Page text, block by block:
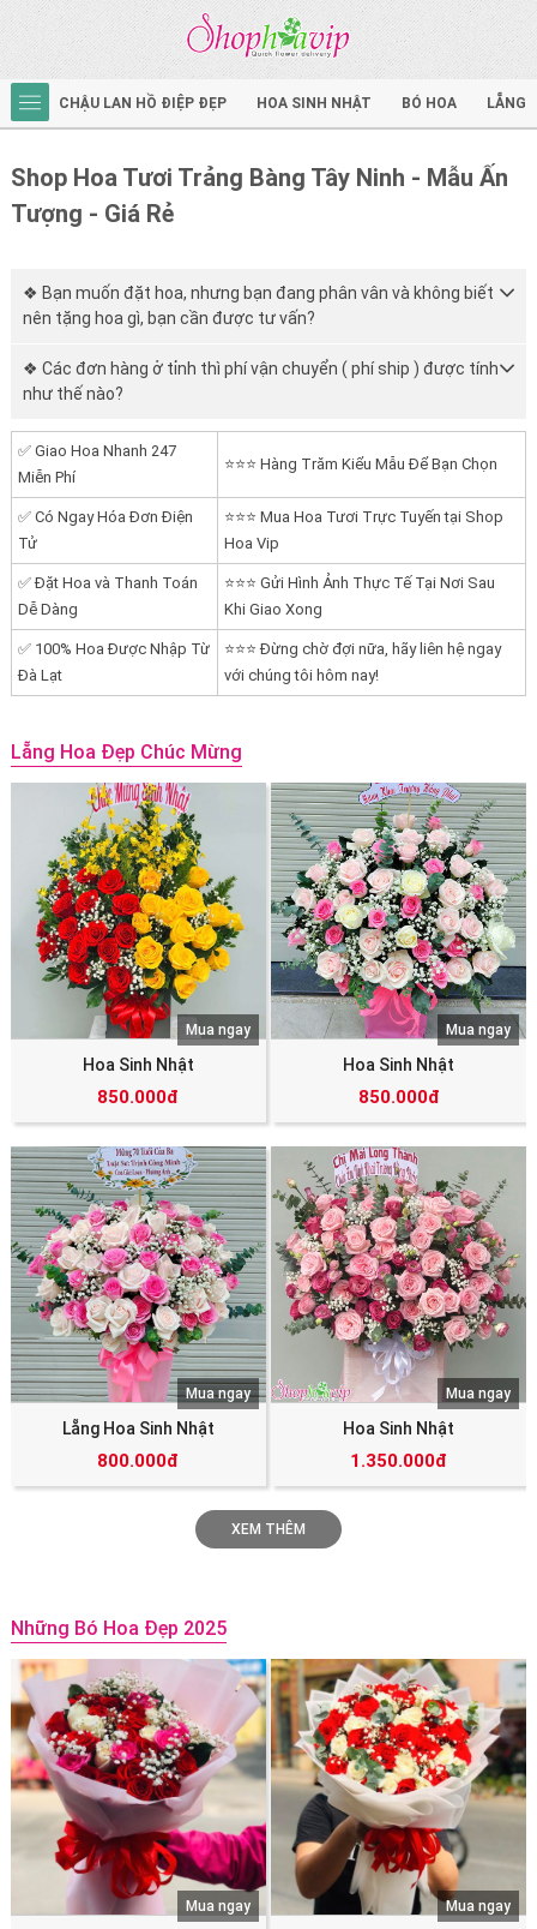
CHẬU LAN HỒ ĐIỆP ĐẸP HOA SINH NHẬT BÓ HOA LẴNG
Shop Hoa Tươi Trảng Bàng Tây Ninh - Mẫu Ấn
Tượng - Giá Rẻ
❖ Bạn muốn đặt hoa, nhưng bạn đang phân vân và không biết
nên tặng hoa gì, bạn cần được tư vấn?
❖ Các đơn hàng ở tỉnh thì phí vận chuyển ( phí ship ) được tính
như thế nào?
✅ Giao Hoa Nhanh 247
Miễn Phí
⭐⭐⭐ Hàng Trăm Kiểu Mẫu Để Bạn Chọn
✅ Có Ngay Hóa Đơn Điện
Tử
⭐⭐⭐ Mua Hoa Tươi Trực Tuyến tại Shop
Hoa Vip
✅ Đặt Hoa và Thanh Toán
Dễ Dàng
⭐⭐⭐ Gửi Hình Ảnh Thực Tế Tại Nơi Sau
Khi Giao Xong
✅ 100% Hoa Được Nhập Từ
Đà Lạt
⭐⭐⭐ Đừng chờ đợi nữa, hãy liên hệ ngay
với chúng tôi hôm nay!
Lẵng Hoa Đẹp Chúc Mừng
Hoa Sinh Nhật
850.000đ
Mua ngay
Hoa Sinh Nhật
850.000đ
Mua ngay
Lẵng Hoa Sinh Nhật
800.000đ
Mua ngay
Hoa Sinh Nhật
1.350.000đ
Mua ngay
XEM THÊM
Những Bó Hoa Đẹp 2025
Mua ngay Mua ngay